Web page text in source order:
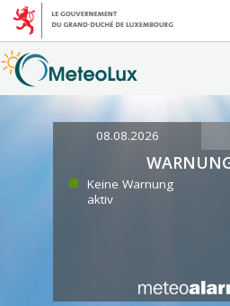
08.08.2026
Keine Warnung
aktiv